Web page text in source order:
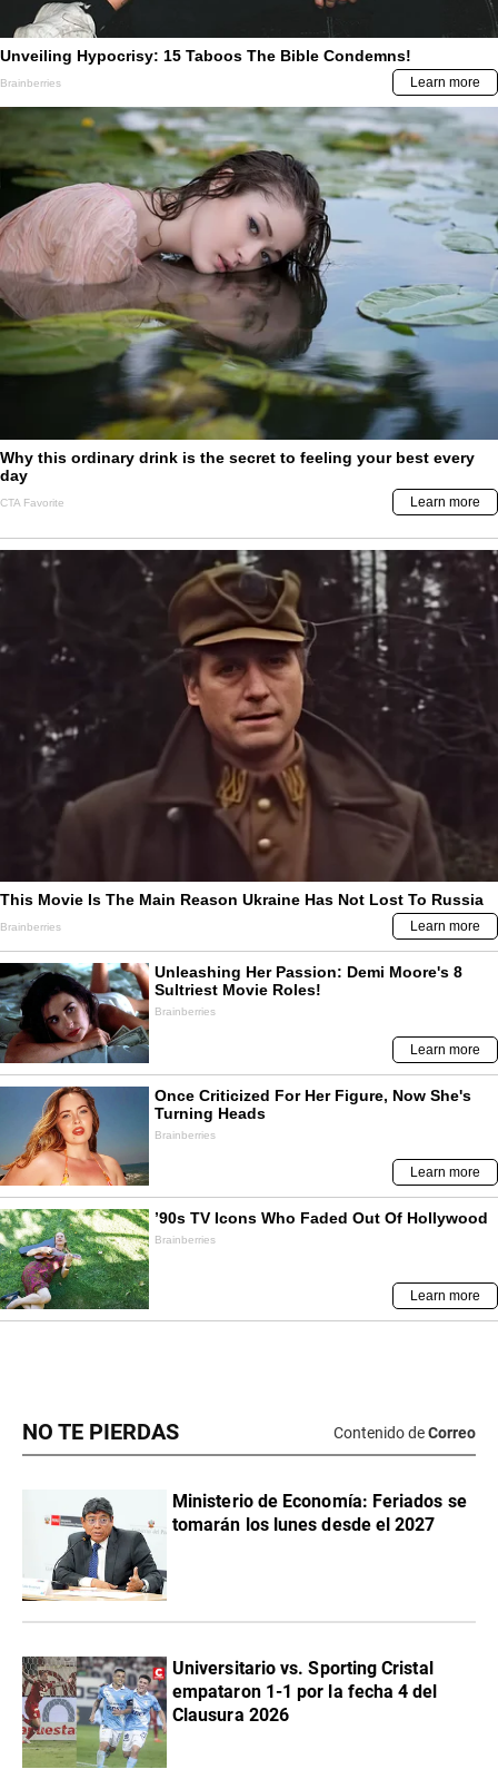
NO TE PIERDAS Contenido deCorreo
Ministerio de Economía: Feriados se
tomarán los lunes desde el 2027
Universitario vs. Sporting Cristal
empataron 1-1 por la fecha 4 del
Clausura 2026